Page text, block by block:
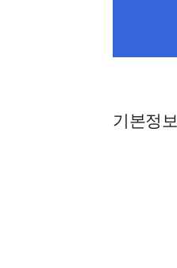
기본정보